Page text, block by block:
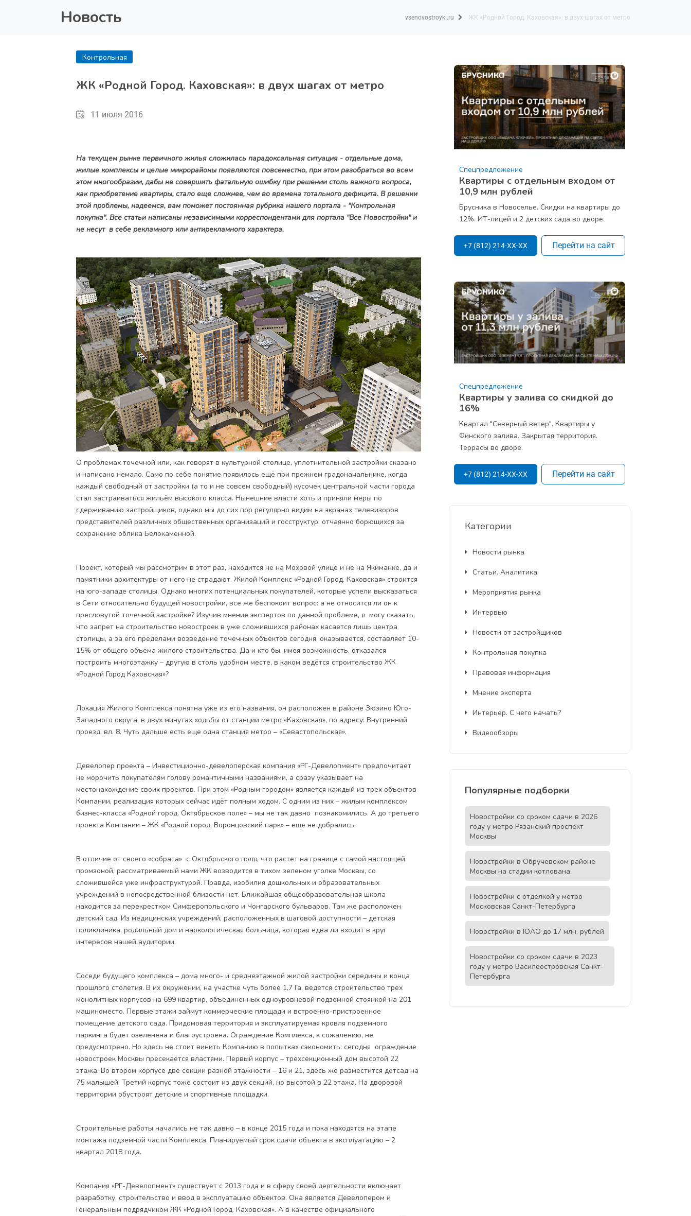
Новость vsenovostroyki.ru ЖК «Родной Город. Каховская»: в двух шагах от метро
Контрольная
ЖК «Родной Город. Каховская»: в двух шагах от метро
11 июля 2016
На текущем рынке первичного жилья сложилась парадоксальная ситуация - отдельные дома,
жилые комплексы и целые микрорайоны появляются повсеместно, при этом разобраться во всем
этом многообразии, дабы не совершить фатальную ошибку при решении столь важного вопроса,
как приобретение квартиры, стало еще сложнее, чем во времена тотального дефицита. В решении
этой проблемы, надеемся, вам поможет постоянная рубрика нашего портала - "Контрольная
покупка". Все статьи написаны независимыми корреспондентами для портала "Все Новостройки" и
не несут в себе рекламного или антирекламного характера.
О проблемах точечной или, как говорят в культурной столице, уплотнительной застройки сказано
и написано немало. Само по себе понятие появилось ещё при прежнем градоначальнике, когда
каждый свободный от застройки (а то и не совсем свободный) кусочек центральной части города
стал застраиваться жильём высокого класса. Нынешние власти хоть и приняли меры по
сдерживанию застройщиков, однако мы до сих пор регулярно видим на экранах телевизоров
представителей различных общественных организаций и госструктур, отчаянно борющихся за
сохранение облика Белокаменной.
Проект, который мы рассмотрим в этот раз, находится не на Моховой улице и не на Якиманке, да и
памятники архитектуры от него не страдают. Жилой Комплекс «Родной Город. Каховская» строится
на юго-западе столицы. Однако многих потенциальных покупателей, которые успели высказаться
в Сети относительно будущей новостройки, все же беспокоит вопрос: а не относится ли он к
пресловутой точечной застройке? Изучив мнение экспертов по данной проблеме, я могу сказать,
что запрет на строительство новостроек в уже сложившихся районах касается лишь центра
столицы, а за его пределами возведение точечных объектов сегодня, оказывается, составляет 10-
15% от общего объёма жилого строительства. Да и кто бы, имея возможность, отказался
построить многоэтажку – другую в столь удобном месте, в каком ведётся строительство ЖК
«Родной Город Каховская»?
Локация Жилого Комплекса понятна уже из его названия, он расположен в районе Зюзино Юго-
Западного округа, в двух минутах ходьбы от станции метро «Каховская», по адресу: Внутренний
проезд, вл. 8. Чуть дальше есть еще одна станция метро – «Севастопольская».
Девелопер проекта – Инвестиционно-девелоперская компания «РГ-Девелопмент» предпочитает
не морочить покупателям голову романтичными названиями, а сразу указывает на
местонахождение своих проектов. При этом «Родным городом» является каждый из трех объектов
Компании, реализация которых сейчас идёт полным ходом. С одним из них – жилым комплексом
бизнес-класса «Родной город. Октябрьское поле» – мы не так давно познакомились. А до третьего
проекта Компании – ЖК «Родной город. Воронцовский парк» – еще не добрались.
В отличие от своего «собрата» с Октябрьского поля, что растет на границе с самой настоящей
промзоной, рассматриваемый нами ЖК возводится в тихом зеленом уголке Москвы, со
сложившейся уже инфраструктурой. Правда, изобилия дошкольных и образовательных
учреждений в непосредственной близости нет. Ближайшая общеобразовательная школа
находится за перекрестком Симферопольского и Чонгарского бульваров. Там же расположен
детский сад. Из медицинских учреждений, расположенных в шаговой доступности – детская
поликлиника, родильный дом и наркологическая больница, которая едва ли входит в круг
интересов нашей аудитории.
Соседи будущего комплекса – дома много- и среднеэтажной жилой застройки середины и конца
прошлого столетия. В их окружении, на участке чуть более 1,7 Га, ведется строительство трех
монолитных корпусов на 699 квартир, объединенных одноуровневой подземной стоянкой на 201
машиноместо. Первые этажи займут коммерческие площади и встроенно-пристроенное
помещение детского сада. Придомовая территория и эксплуатируемая кровля подземного
паркинга будет озеленена и благоустроена. Ограждение Комплекса, к сожалению, не
предусмотрено. Но здесь не стоит винить Компанию в попытках сэкономить: сегодня ограждение
новостроек Москвы пресекается властями. Первый корпус – трехсекционный дом высотой 22
этажа. Во втором корпусе две секции разной этажности – 16 и 21, здесь же разместится детсад на
75 малышей. Третий корпус тоже состоит из двух секций, но высотой в 22 этажа. На дворовой
территории обустроят детские и спортивные площадки.
Строительные работы начались не так давно – в конце 2015 года и пока находятся на этапе
монтажа подземной части Комплекса. Планируемый срок сдачи объекта в эксплуатацию – 2
квартал 2018 года.
Компания «РГ-Девелопмент» существует с 2013 года и в сферу своей деятельности включает
разработку, строительство и ввод в эксплуатацию объектов. Она является Девелопером и
Генеральным подрядчиком ЖК «Родной Город. Каховская». А в качестве официального
Спецпредложение
Квартиры с отдельным входом от
10,9 млн рублей
Брусника в Новоселье. Скидки на квартиры до
12%. ИТ-лицей и 2 детских сада во дворе.
+7 (812) 214-XX-XX Перейти на сайт
Спецпредложение
Квартиры у залива со скидкой до
16%
Квартал "Северный ветер". Квартиры у
Финского залива. Закрытая территория.
Террасы во дворе.
+7 (812) 214-XX-XX Перейти на сайт
Категории
Новости рынка
Статьи. Аналитика
Мероприятия рынка
Интервью
Новости от застройщиков
Контрольная покупка
Правовая информация
Мнение эксперта
Интерьер. С чего начать?
Видеообзоры
Популярные подборки
Новостройки со сроком сдачи в 2026
году у метро Рязанский проспект
Москвы
Новостройки в Обручевском районе
Москвы на стадии котлована
Новостройки с отделкой у метро
Московская Санкт-Петербурга
Новостройки в ЮАО до 17 млн. рублей
Новостройки со сроком сдачи в 2023
году у метро Василеостровская Санкт-
Петербурга